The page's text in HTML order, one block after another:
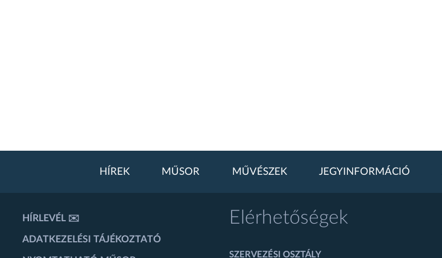
HÍREK MŰSOR MŰVÉSZEK JEGYINFORMÁCIÓ
HÍRLEVÉL ✉️
ADATKEZELÉSI TÁJÉKOZTATÓ
Elérhetőségek
SZERVEZÉSI OSZTÁLY